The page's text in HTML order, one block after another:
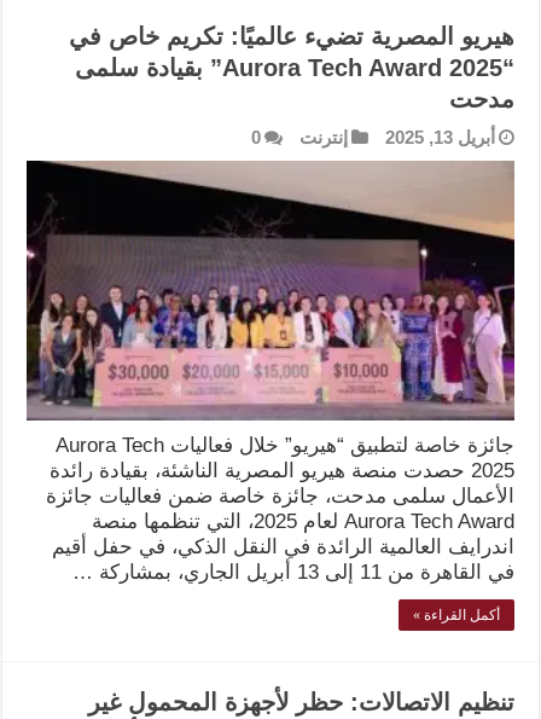
هيريو المصرية تضيء عالميًا: تكريم خاص في
“Aurora Tech Award 2025” بقيادة سلمى
مدحت
أبريل 13, 2025 إنترنت 0
جائزة خاصة لتطبيق “هيريو” خلال فعاليات Aurora Tech
2025 حصدت منصة هيريو المصرية الناشئة، بقيادة رائدة
الأعمال سلمى مدحت، جائزة خاصة ضمن فعاليات جائزة
Aurora Tech Award لعام 2025، التي تنظمها منصة
اندرايف العالمية الرائدة في النقل الذكي، في حفل أقيم
في القاهرة من 11 إلى 13 أبريل الجاري، بمشاركة …
أكمل القراءة »
تنظيم الاتصالات: حظر لأجهزة المحمول غير